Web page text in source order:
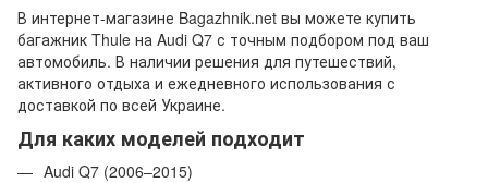
В интернет-магазине Bagazhnik.net вы можете купить
багажник Thule на Audi Q7 с точным подбором под ваш
автомобиль. В наличии решения для путешествий,
активного отдыха и ежедневного использования с
доставкой по всей Украине.
Для каких моделей подходит
Audi Q7 (2006–2015)